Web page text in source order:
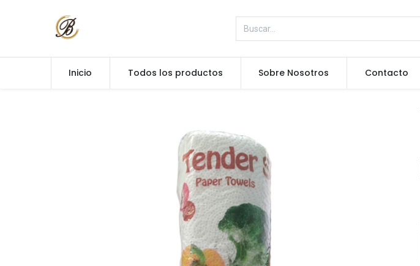
Inicio Todos los productos Sobre Nosotros Contacto